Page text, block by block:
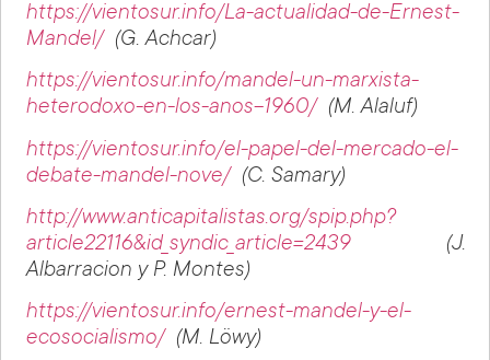
https://vientosur.info/La-actualidad-de-Ernest-
Mandel/(G. Achcar)
https://vientosur.info/mandel-un-marxista-
heterodoxo-en-los-anos-1960/(M. Alaluf)
https://vientosur.info/el-papel-del-mercado-el-
debate-mandel-nove/(C. Samary)
http://www.anticapitalistas.org/spip.php?
article22116&id_syndic_article=2439(J.
Albarracion y P. Montes)
https://vientosur.info/ernest-mandel-y-el-
ecosocialismo/(M. Löwy)